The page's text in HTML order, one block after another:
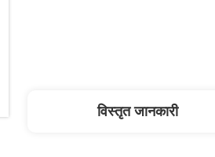
विस्तृत जानकारी